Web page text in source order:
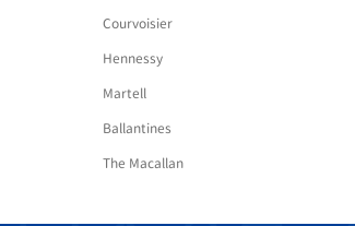
Courvoisier
Hennessy
Martell
Ballantines
The Macallan